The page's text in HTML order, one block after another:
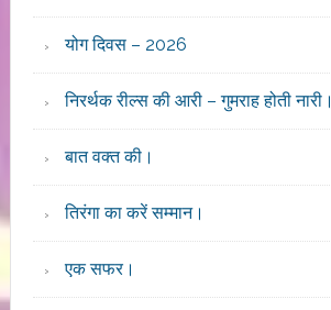
योग दिवस – 2026
निरर्थक रील्स की आरी – गुमराह होती नारी।
बात वक्त की।
तिरंगा का करें सम्मान।
एक सफर।